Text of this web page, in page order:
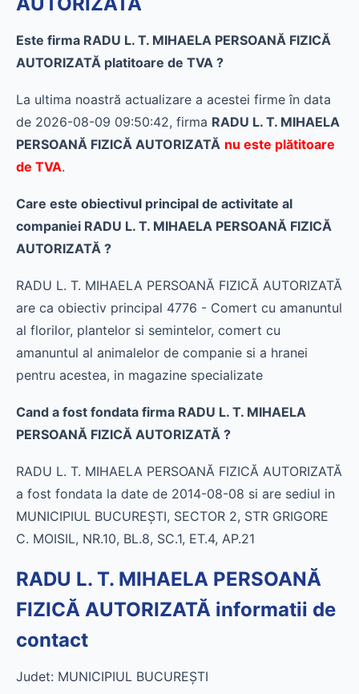
Este firma RADU L. T. MIHAELA PERSOANĂ FIZICĂ
AUTORIZATĂ platitoare de TVA ?
La ultima noastră actualizare a acestei firme în data
de 2026-08-09 09:50:42, firma RADU L. T. MIHAELA
PERSOANĂ FIZICĂ AUTORIZATĂ nu este plătitoare
de TVA.
Care este obiectivul principal de activitate al
companiei RADU L. T. MIHAELA PERSOANĂ FIZICĂ
AUTORIZATĂ ?
RADU L. T. MIHAELA PERSOANĂ FIZICĂ AUTORIZATĂ
are ca obiectiv principal 4776 - Comert cu amanuntul
al florilor, plantelor si semintelor, comert cu
amanuntul al animalelor de companie si a hranei
pentru acestea, in magazine specializate
Cand a fost fondata firma RADU L. T. MIHAELA
PERSOANĂ FIZICĂ AUTORIZATĂ ?
RADU L. T. MIHAELA PERSOANĂ FIZICĂ AUTORIZATĂ
a fost fondata la date de 2014-08-08 si are sediul in
MUNICIPIUL BUCUREŞTI, SECTOR 2, STR GRIGORE
C. MOISIL, NR.10, BL.8, SC.1, ET.4, AP.21
RADU L. T. MIHAELA PERSOANĂ
FIZICĂ AUTORIZATĂ informatii de
contact
Judet: MUNICIPIUL BUCUREŞTI